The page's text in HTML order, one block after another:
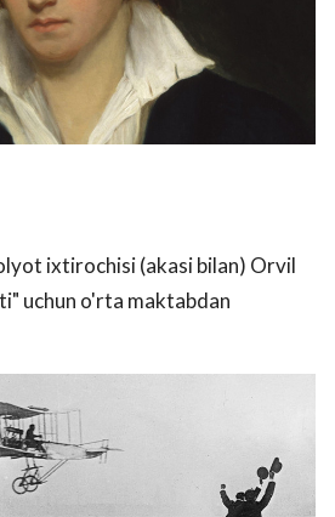
ixtirochisi (akasi bilan) Orvil
uchun o'rta maktabdan